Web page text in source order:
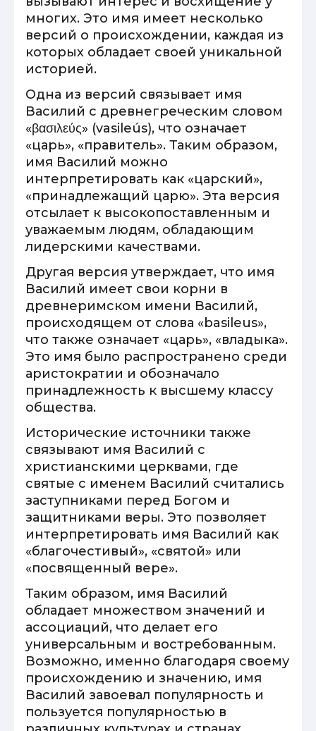
многих. Это имя имеет несколько
версий о происхождении, каждая из
которых обладает своей уникальной
историей.
Одна из версий связывает имя
Василий с древнегреческим словом
«βασιλεύς» (vasileús), что означает
«царь», «правитель». Таким образом,
имя Василий можно
интерпретировать как «царский»,
«принадлежащий царю». Эта версия
отсылает к высокопоставленным и
уважаемым людям, обладающим
лидерскими качествами.
Другая версия утверждает, что имя
Василий имеет свои корни в
древнеримском имени Василий,
происходящем от слова «basileus»,
что также означает «царь», «владыка».
Это имя было распространено среди
аристократии и обозначало
принадлежность к высшему классу
общества.
Исторические источники также
связывают имя Василий с
христианскими церквами, где
святые с именем Василий считались
заступниками перед Богом и
защитниками веры. Это позволяет
интерпретировать имя Василий как
«благочестивый», «святой» или
«посвященный вере».
Таким образом, имя Василий
обладает множеством значений и
ассоциаций, что делает его
универсальным и востребованным.
Возможно, именно благодаря своему
происхождению и значению, имя
Василий завоевал популярность и
пользуется популярностью в